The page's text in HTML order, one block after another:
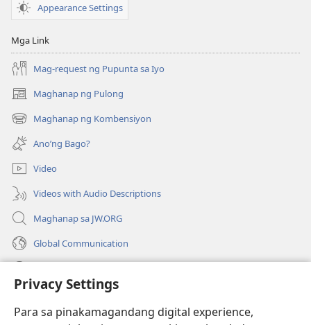
Privacy Settings
Para sa pinakamagandang digital experience,
Appearance Settings
Mga Link
Mag-request ng Pupunta sa Iyo
Maghanap ng Pulong
(may
bubukas
na
bagong
window)
Maghanap ng Kombensiyon
(may
bubukas
na
bagong
window)
Ano’ng Bago?
Video
Videos with Audio Descriptions
Maghanap sa JW.ORG
Global Communication
(may